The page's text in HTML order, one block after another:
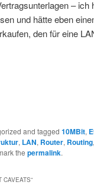
–
und hätte eben
den für eine
and tagged 10MBit,
, LAN, Router, Routing,
the permalink.
CAVEATS”